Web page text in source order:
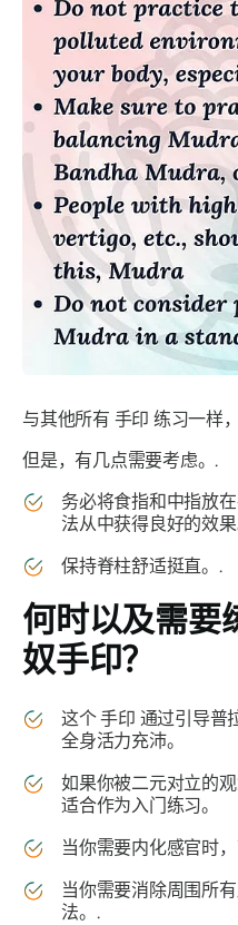
与其他所有 手印 练习一样
但是，有几点需要考虑。.
务必将食指和中指放
法从中获得良好的效
保持脊柱舒适挺直。.
何时以及需要
奴手印？
这个手印 通过引导普
全身活力充沛。
如果你被二元对立的
适合作为入门练习。
当你需要内化感官时
当你需要消除周围所
法。.